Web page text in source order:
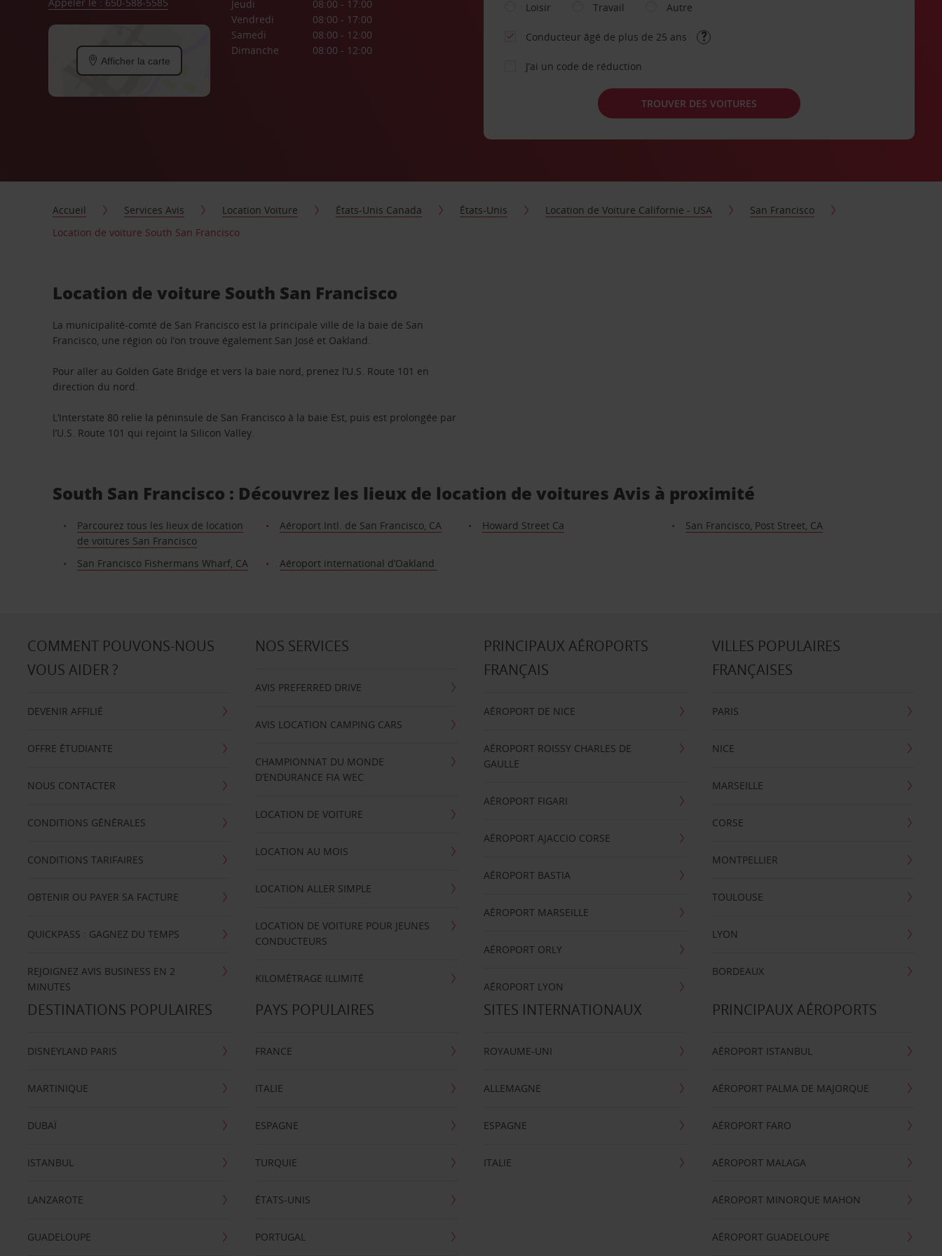
Afficher la carte
Jeudi
08:00 - 17:00
Vendredi
08:00 - 17:00
Samedi
08:00 - 12:00
Dimanche
08:00 - 12:00
Loisir
Travail Autre
Conducteur âgé de plus de 25 ans
J’ai un code de réduction
TROUVER DES VOITURES
Accueil Services Avis Location Voiture États-Unis Canada États-Unis Location de Voiture Californie - USA
San Francisco
Location de voiture South San Francisco
Location de voiture South San Francisco
La municipalité-comté de San Francisco est la principale ville de la baie de San
Francisco, une région où l’on trouve également San José et Oakland.
Pour aller au Golden Gate Bridge et vers la baie nord, prenez l’U.S. Route 101 en
direction du nord.
L’Interstate 80 relie la péninsule de San Francisco à la baie Est, puis est prolongée par
l’U.S. Route 101 qui rejoint la Silicon Valley.
South San Francisco : Découvrez les lieux de location de voitures Avis à proximité
Parcourez tous les lieux de location
de voitures San Francisco
Aéroport Intl. de San Francisco, CA Howard Street Ca San Francisco, Post Street, CA
San Francisco Fishermans Wharf, CA Aéroport international d’Oakland
COMMENT POUVONS-NOUS
VOUS AIDER ?
DEVENIR AFFILIÉ
OFFRE ÉTUDIANTE
NOUS CONTACTER
CONDITIONS GÉNÉRALES
CONDITIONS TARIFAIRES
OBTENIR OU PAYER SA FACTURE
QUICKPASS : GAGNEZ DU TEMPS
REJOIGNEZ AVIS BUSINESS EN 2
MINUTES
NOS SERVICES
AVIS PREFERRED DRIVE
AVIS LOCATION CAMPING CARS
CHAMPIONNAT DU MONDE
D’ENDURANCE FIA WEC
LOCATION DE VOITURE
LOCATION AU MOIS
LOCATION ALLER SIMPLE
LOCATION DE VOITURE POUR JEUNES
CONDUCTEURS
KILOMÉTRAGE ILLIMITÉ
PRINCIPAUX AÉROPORTS
FRANÇAIS
AÉROPORT DE NICE
AÉROPORT ROISSY CHARLES DE
GAULLE
AÉROPORT FIGARI
AÉROPORT AJACCIO CORSE
AÉROPORT BASTIA
AÉROPORT MARSEILLE
AÉROPORT ORLY
AÉROPORT LYON
VILLES POPULAIRES
FRANÇAISES
PARIS
NICE
MARSEILLE
CORSE
MONTPELLIER
TOULOUSE
LYON
BORDEAUX
DESTINATIONS POPULAIRES
DISNEYLAND PARIS
MARTINIQUE
DUBAÏ
ISTANBUL
LANZAROTE
GUADELOUPE
PAYS POPULAIRES
FRANCE
ITALIE
ESPAGNE
TURQUIE
ÉTATS-UNIS
PORTUGAL
SITES INTERNATIONAUX
ROYAUME-UNI
ALLEMAGNE
ESPAGNE
ITALIE
PRINCIPAUX AÉROPORTS
AÉROPORT ISTANBUL
AÉROPORT PALMA DE MAJORQUE
AÉROPORT FARO
AÉROPORT MALAGA
AÉROPORT MINORQUE MAHON
AÉROPORT GUADELOUPE